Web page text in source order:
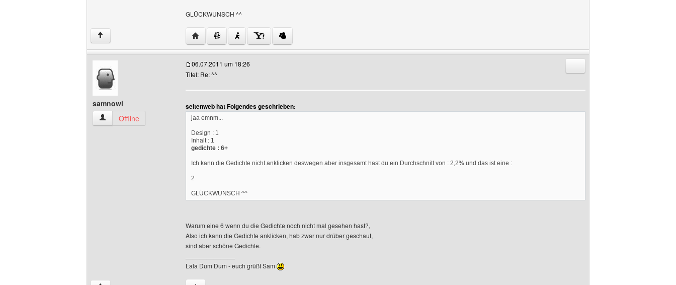
GLÜCKWUNSCH ^^
↑ Website dieses Benutzers besuchen: seitenweb
samnowi
samnowi Benutzer-Profile anzeigen
Offline
06.07.2011 um 18:26
Titel: Re: ^^
seitenweb hat Folgendes geschrieben:
jaa emnm...
Design : 1
Inhalt : 1
gedichte : 6+
Ich kann die Gedichte nicht anklicken deswegen aber insgesamt hast du ein Durchschnitt von : 2,2% und das ist eine :
2
GLÜCKWUNSCH ^^
Warum eine 6 wenn du die Gedichte noch nicht mal gesehen hast?,
Also ich kann die Gedichte anklicken, hab zwar nur drüber geschaut,
sind aber schöne Gedichte.
Lala Dum Dum - euch grüßt Sam